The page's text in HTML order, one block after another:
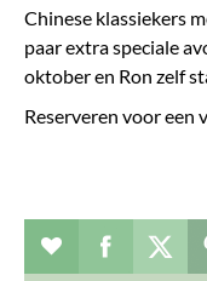
Chinese klassiekers
paar extra speciale
oktober en Ron zelf
Reserveren voor een
EvenementDeel dit